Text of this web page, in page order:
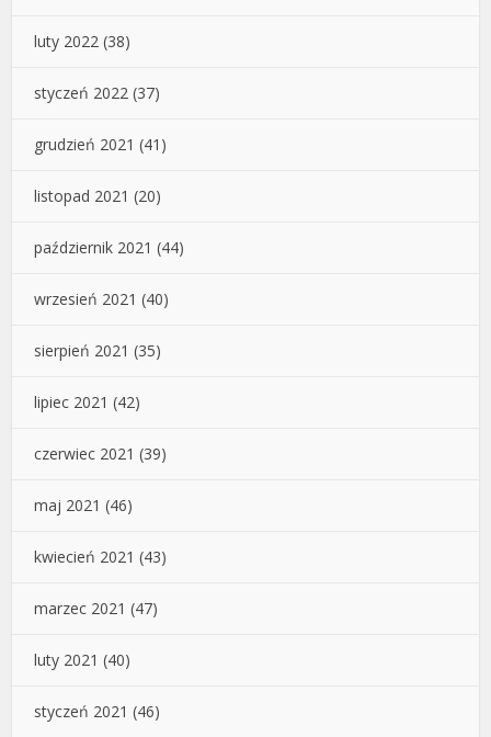
luty 2022 (38)
styczeń 2022 (37)
grudzień 2021 (41)
listopad 2021 (20)
październik 2021 (44)
wrzesień 2021 (40)
sierpień 2021 (35)
lipiec 2021 (42)
czerwiec 2021 (39)
maj 2021 (46)
kwiecień 2021 (43)
marzec 2021 (47)
luty 2021 (40)
styczeń 2021 (46)